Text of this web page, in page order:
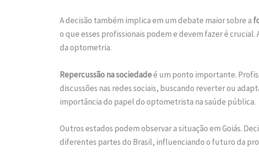
A decisão também implica em um debate maior sobre a
o que esses profissionais podem e devem fazer é
da optometria.
Repercussão na sociedadeé um ponto importante.
discussões nas redes sociais, buscando reverter ou
importância do papel do optometrista na saúde pública.
Outros estados podem observar a situação em Goiás.
diferentes partes do Brasil, influenciando o futuro da